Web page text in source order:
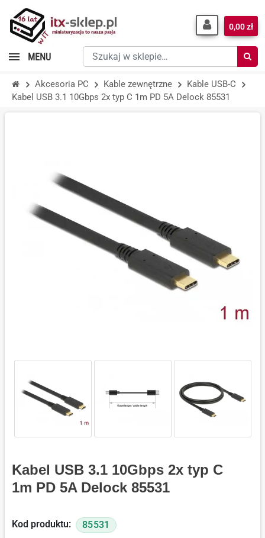
Szukaj
w
sklepie…
0,00 zł
MENU
Akcesoria PC Kable zewnętrzne
Kable USB-C
Kabel USB 3.1 10Gbps 2x typ C 1m PD 5A Delock 85531
Kabel USB 3.1 10Gbps 2x typ C
1m PD 5A Delock 85531
Kod produktu: 85531